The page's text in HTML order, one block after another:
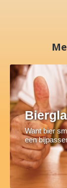
Want bier
een